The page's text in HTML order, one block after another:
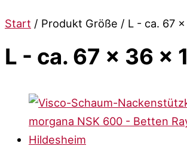
Start / Produkt Größe / L - ca. 67
L - ca. 67 x 36 x